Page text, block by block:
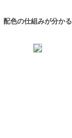
配色の仕組みが分かる